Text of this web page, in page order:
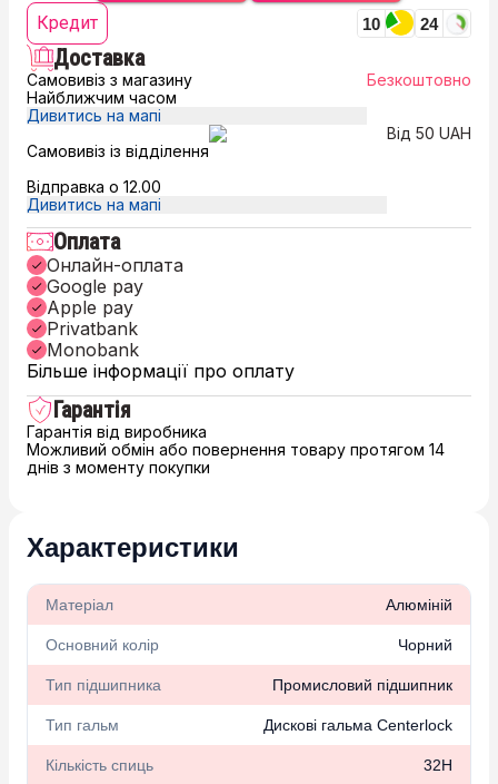
Кредит 10 24
Доставка
Самовивіз з магазину
Найближчим часом
Дивитись на мапі
Безкоштовно
Самовивіз із відділення
Відправка о 12.00
Дивитись на мапі
Від 50 UAH
Оплата
Онлайн-оплата
Google pay
Apple pay
Privatbank
Monobank
Більше інформації про оплату
Гарантія
Гарантія від виробника
Можливий обмін або повернення товару протягом 14
днів з моменту покупки
Характеристики
Матеріал Алюміній
Основний колір Чорний
Тип підшипника Промисловий підшипник
Тип гальм Дискові гальма Centerlock
Кількість спиць 32H